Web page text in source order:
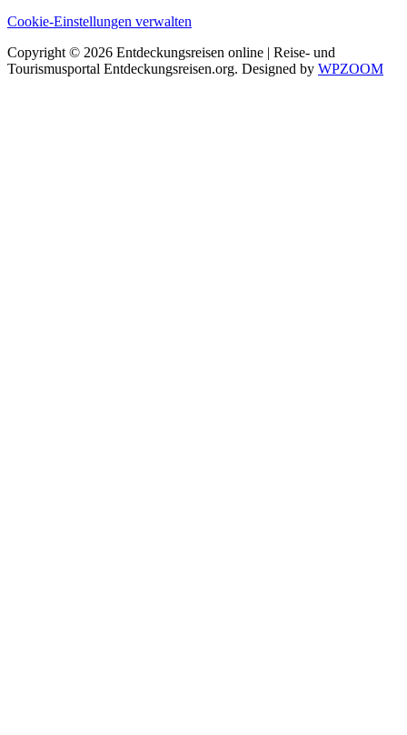
Cookie-Einstellungen verwalten
Copyright © 2026 Entdeckungsreisen online | Reise- und
Tourismusportal Entdeckungsreisen.org. Designed by WPZOOM